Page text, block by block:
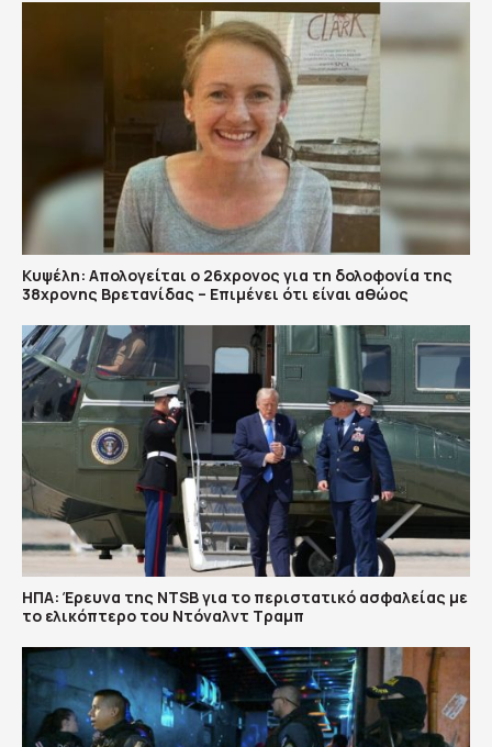
Κυψέλη: Απολογείται ο 26χρονος για τη δολοφονία της
38χρονης Βρετανίδας – Επιμένει ότι είναι αθώος
ΗΠΑ: Έρευνα της NTSB για το περιστατικό ασφαλείας με
το ελικόπτερο του Ντόναλντ Τραμπ